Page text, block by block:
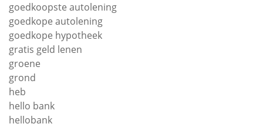
goedkoopste autolening
goedkope autolening
goedkope hypotheek
gratis geld lenen
groene
grond
heb
hello bank
hellobank